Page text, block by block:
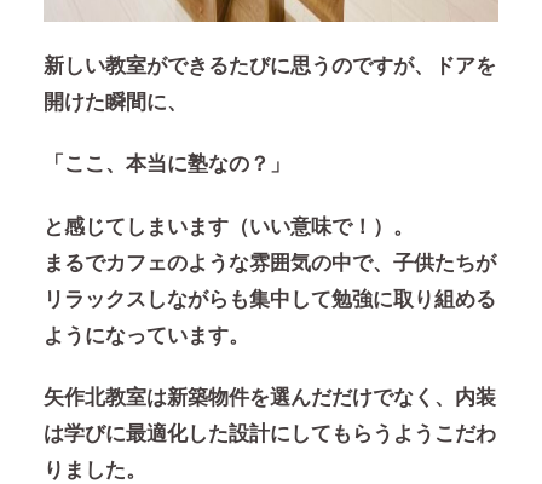
新しい教室ができるたびに思うのですが、ドアを
開けた瞬間に、
「ここ、本当に塾なの？」
と感じてしまいます（いい意味で！）。
まるでカフェのような雰囲気の中で、子供たちが
リラックスしながらも集中して勉強に取り組める
ようになっています。
矢作北教室は新築物件を選んだだけでなく、内装
は学びに最適化した設計にしてもらうようこだわ
りました。